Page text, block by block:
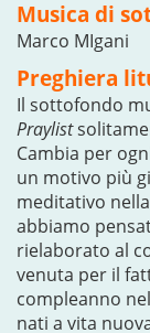
Musica di
Marco MIgani
Preghiera
Il sottofondo
Praylist
Cambia per
un motivo più
meditativo
abbiamo
rielaborato al
venuta per il
compleanno
nati a vita